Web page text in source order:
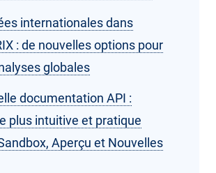
internationales dans
: de nouvelles options pour
globales
documentation API :
plus intuitive et pratique
Aperçu et Nouvelles